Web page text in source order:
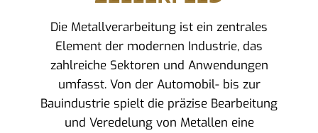
Die Metallverarbeitung ist ein zentrales
Element der modernen Industrie, das
zahlreiche Sektoren und Anwendungen
umfasst. Von der Automobil- bis zur
Bauindustrie spielt die präzise Bearbeitung
und Veredelung von Metallen eine